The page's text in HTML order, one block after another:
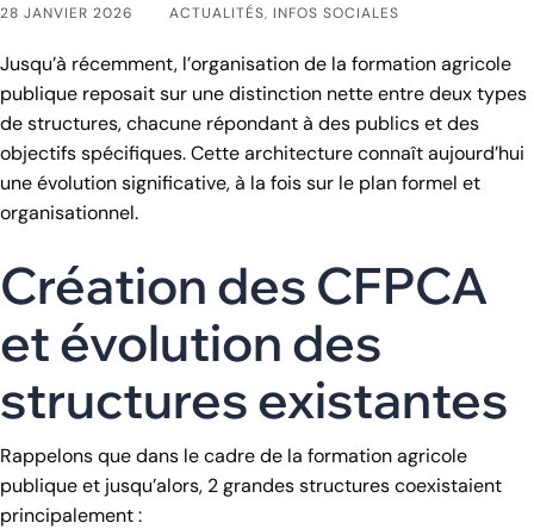
28 JANVIER 2026 ACTUALITÉS, INFOS SOCIALES
Jusqu’à récemment, l’organisation de la formation agricole
publique reposait sur une distinction nette entre deux types
de structures, chacune répondant à des publics et des
objectifs spécifiques. Cette architecture connaît aujourd’hui
une évolution significative, à la fois sur le plan formel et
organisationnel.
Création des CFPCA
et évolution des
structures existantes
Rappelons que dans le cadre de la formation agricole
publique et jusqu’alors, 2 grandes structures coexistaient
principalement :